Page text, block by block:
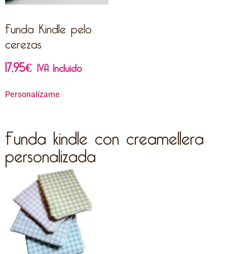
Funda Kindle pelo
cerezas
17,95€ IVA Incluido
Personalízame
Funda kindle con creamellera
personalizada